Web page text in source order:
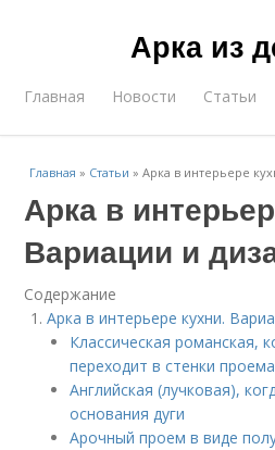
Арка из
Главная Новости Статьи
Главная » Статьи »Арка в интерьере
Арка в
Вариации и
Содержание
Арка в интерьере кухни.
Классическая романская,
переходит в стенки проема
Английская (лучковая),
основания дуги
Арочный проем в виде